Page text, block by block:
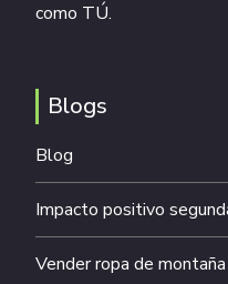
como TÚ.
Blogs
Blog
Impacto positivo
Vender ropa de montaña